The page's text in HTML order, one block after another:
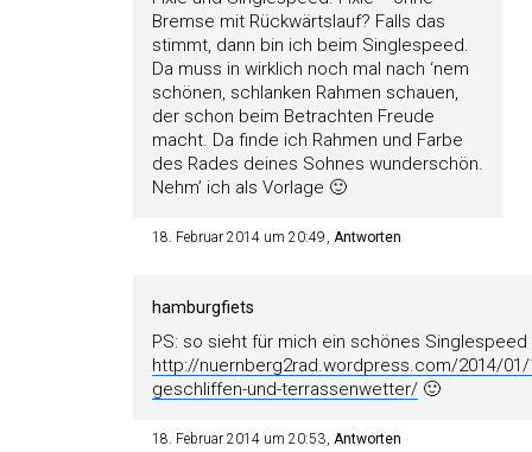
Bremse mit Rückwärtslauf? Falls das
stimmt, dann bin ich beim Singlespeed.
Da muss in wirklich noch mal nach ‘nem
schönen, schlanken Rahmen schauen,
der schon beim Betrachten Freude
macht. Da finde ich Rahmen und Farbe
des Rades deines Sohnes wunderschön.
Nehm’ ich als Vorlage 🙂
18. Februar 2014 um 20:49 Antworten
hamburgfiets
PS: so sieht für mich ein schönes Singlespeed
http://nuernberg2rad.wordpress.com/2014/
geschliffen-und-terrassenwetter/ 🙂
18. Februar 2014 um 20:53 Antworten